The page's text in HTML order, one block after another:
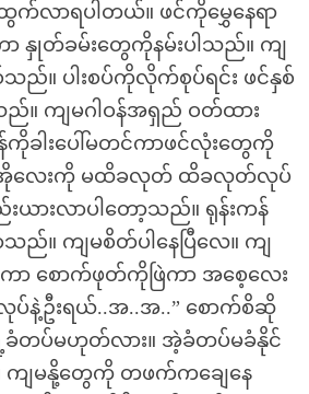
လာရပါတယ်။ ဖင်ကိုမွှေနေရာ
တ်ခမ်းတွေကိုနမ်းပါသည်။ ကျ
သည်။ ပါးစပ်ကိုလိုက်စုပ်ရင်း ဖင်နှစ်
ည်။ ကျမဂါဝန်အရှည် ဝတ်ထား
န်ကိုခါးပေါ်မတင်ကာဖင်လုံးတွေကို
အိုလေးကို မထိခလုတ် ထိခလုတ်လုပ်
ယားလာပါတော့သည်။ ရုန်းကန်
ည်။ ကျမစိတ်ပါနေပြီလေ။ ကျ
ာ စောက်ဖုတ်ကိုဖြဲကာ အစေ့လေး
ပ်နဲ့ဦးရယ်..အ..အ..” စောက်စိဆို
ခံတပ်မဟုတ်လား။ အဲ့ခံတပ်မခံနိုင်
ြီ။ ကျမနို့တွေကို တဖက်ကချေနေ